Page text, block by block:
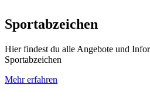
Sportabzeichen
Hier findest du alle Angebote und
Sportabzeichen
Mehr erfahren